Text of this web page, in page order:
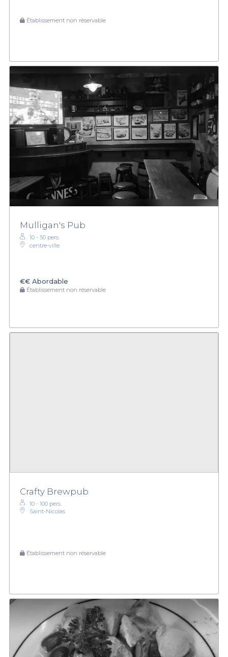
Établissement non réservable
Mulligan's Pub
10 - 50 pers.
centre-ville
€€ Abordable
Établissement non réservable
Crafty Brewpub
10 - 100 pers.
Saint-Nicolas
Établissement non réservable